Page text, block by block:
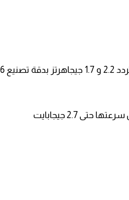
الهاتف يأتي مزود بمعالج Snapdragon 695 5G ثماني النواة بتردد 2.2 و 1.7 جيجاهرتز بدقة تصنيع 6